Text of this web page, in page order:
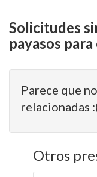
Solicitudes
payasos
Parece que
relacionadas
Otros